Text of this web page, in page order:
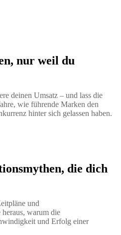
nur weil du
deinen Umsatz – und lass die
wie führende Marken den
hinter sich gelassen haben.
die dich
und
warum die
und Erfolg einer